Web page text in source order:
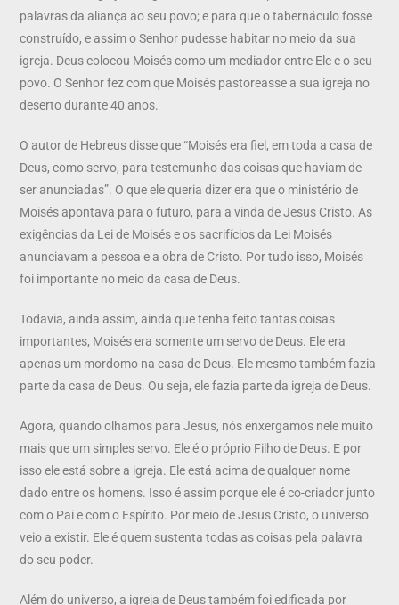
palavras da aliança ao seu povo; e para que o tabernáculo fosse
construído, e assim o Senhor pudesse habitar no meio da sua
igreja. Deus colocou Moisés como um mediador entre Ele e o seu
povo. O Senhor fez com que Moisés pastoreasse a sua igreja no
deserto durante 40 anos.
O autor de Hebreus disse que “Moisés era fiel, em toda a casa de
Deus, como servo, para testemunho das coisas que haviam de
ser anunciadas”. O que ele queria dizer era que o ministério de
Moisés apontava para o futuro, para a vinda de Jesus Cristo. As
exigências da Lei de Moisés e os sacrifícios da Lei Moisés
anunciavam a pessoa e a obra de Cristo. Por tudo isso, Moisés
foi importante no meio da casa de Deus.
Todavia, ainda assim, ainda que tenha feito tantas coisas
importantes, Moisés era somente um servo de Deus. Ele era
apenas um mordomo na casa de Deus. Ele mesmo também fazia
parte da casa de Deus. Ou seja, ele fazia parte da igreja de Deus.
Agora, quando olhamos para Jesus, nós enxergamos nele muito
mais que um simples servo. Ele é o próprio Filho de Deus. E por
isso ele está sobre a igreja. Ele está acima de qualquer nome
dado entre os homens. Isso é assim porque ele é co-criador junto
com o Pai e com o Espírito. Por meio de Jesus Cristo, o universo
veio a existir. Ele é quem sustenta todas as coisas pela palavra
do seu poder.
Além do universo, a igreja de Deus também foi edificada por